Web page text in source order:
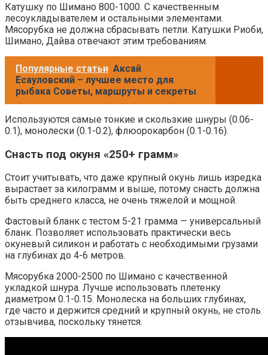
Катушку по Шимано 800-1000. С качественным
лесоукладывателем и остальными элементами.
Мясорубка не должна сбрасывать петли. Катушки Риоби,
Шимано, Дайва отвечают этим требованиям.
Популярные статьи Аксай
Есауловский – лучшее место для
рыбака Советы, маршруты и секреты
Используются самые тонкие и скользкие шнуры (0.06-
0.1), монолески (0.1-0.2), флюорокарбон (0.1-0.16).
Снасть под окуня «250+ грамм»
Стоит учитывать, что даже крупный окунь лишь изредка
вырастает за килограмм и выше, потому снасть должна
быть среднего класса, не очень тяжелой и мощной.
Фастовый бланк с тестом 5-21 грамма — универсальный
бланк. Позволяет использовать практически весь
окуневый силикон и работать с необходимыми грузами
на глубинах до 4-6 метров.
Мясорубка 2000-2500 по Шимано с качественной
укладкой шнура. Лучше использовать плетенку
диаметром 0.1-0.15. Монолеска на больших глубинах,
где часто и держится средний и крупный окунь, не столь
отзывчива, поскольку тянется.